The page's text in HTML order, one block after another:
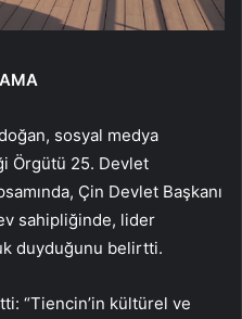
sosyal medya
Örgütü 25. Devlet
Çin Devlet Başkanı
sahipliğinde, lider
duyduğunu belirtti.
“Tiencin’in kültürel ve